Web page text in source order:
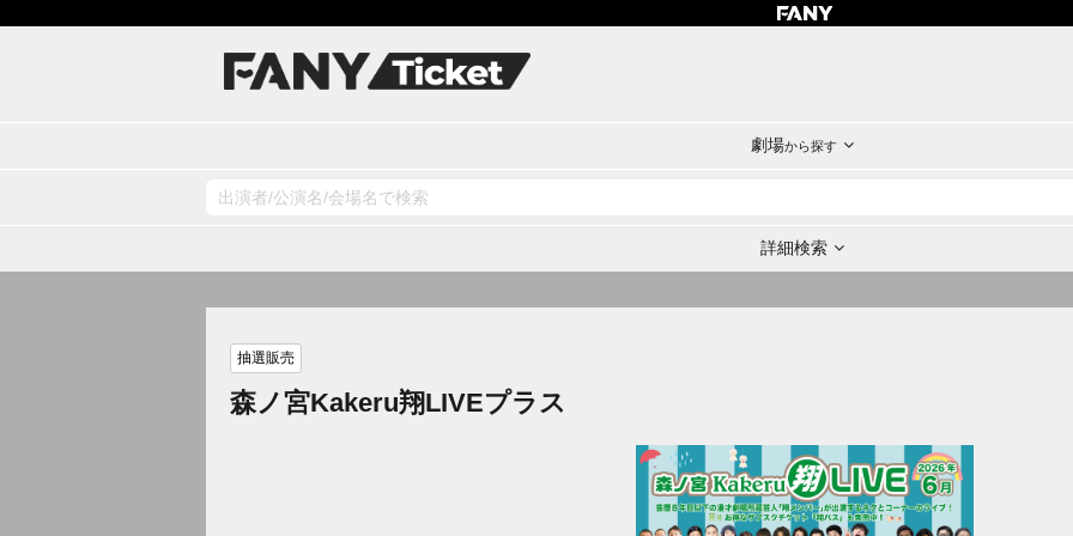
劇場から探す
詳細検索
抽選販売
森ノ宮Kakeru翔LIVEプラス